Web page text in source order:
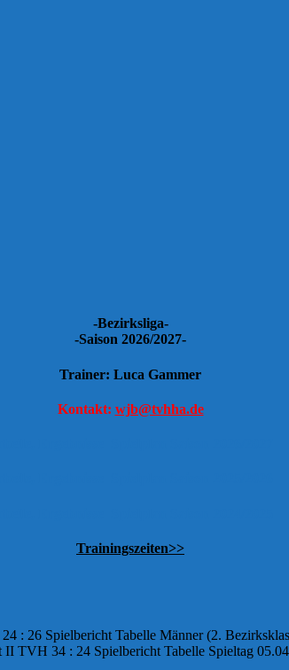
-Bezirksliga-
-Saison 2026/2027-
Trainer: Luca Gammer
Kontakt: wjb@tvhha.de
Trainingszeiten>>
: 26 Spielbericht Tabelle Männer (2.
TVH 34 : 24 Spielbericht Tabelle Spieltag